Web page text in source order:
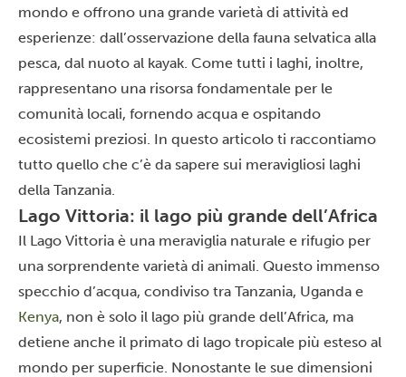
mondo e offrono una grande varietà di attività ed
esperienze: dall’osservazione della fauna selvatica alla
pesca, dal nuoto al kayak. Come tutti i laghi, inoltre,
rappresentano una risorsa fondamentale per le
comunità locali, fornendo acqua e ospitando
ecosistemi preziosi. In questo articolo ti raccontiamo
tutto quello che c’è da sapere sui meravigliosi laghi
della Tanzania.
Lago Vittoria: il lago più grande dell’Africa
Il Lago Vittoria è una meraviglia naturale e rifugio per
una sorprendente varietà di animali. Questo immenso
specchio d’acqua, condiviso tra Tanzania, Uganda e
Kenya, non è solo il lago più grande dell’Africa, ma
detiene anche il primato di lago tropicale più esteso al
mondo per superficie. Nonostante le sue dimensioni